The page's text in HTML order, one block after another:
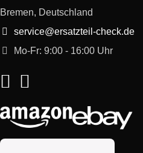
Bremen, Deutschland
service@ersatzteil-check.de
Mo-Fr: 9:00 - 16:00 Uhr